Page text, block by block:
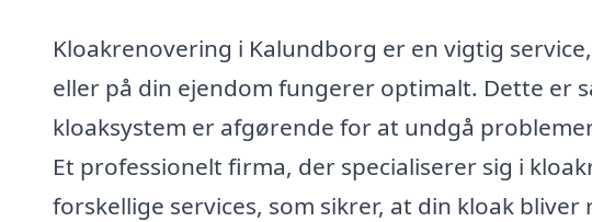
Kloakrenovering i Kalundborg er en vigtig
eller på din ejendom fungerer optimalt. Dette er
kloaksystem er afgørende for at undgå
Et professionelt firma, der specialiserer sig i
forskellige services, som sikrer, at din kloak